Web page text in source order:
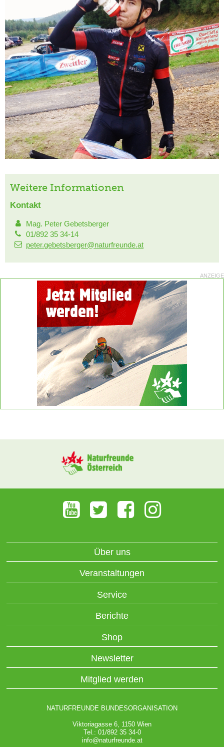
Weitere Informationen
Kontakt
Mag. Peter Gebetsberger
01/892 35 34-14
peter.gebetsberger@naturfreunde.at
ANZEIGE
Über uns
Veranstaltungen
Service
Berichte
Shop
Newsletter
Mitglied werden
NATURFREUNDE BUNDESORGANISATION
Viktoriagasse 6, 1150 Wien
Tel.: 01/892 35 34-0
info@naturfreunde.at